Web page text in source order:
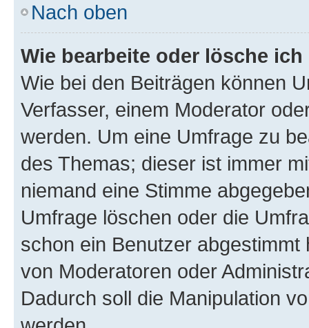
Nach oben
Wie bearbeite oder lösche
Wie bei den Beiträgen können
Verfasser, einem Moderator
werden. Um eine Umfrage zu
des Themas; dieser ist immer
niemand eine Stimme
Umfrage löschen oder die
schon ein Benutzer
von Moderatoren oder
Dadurch soll die Manipulation